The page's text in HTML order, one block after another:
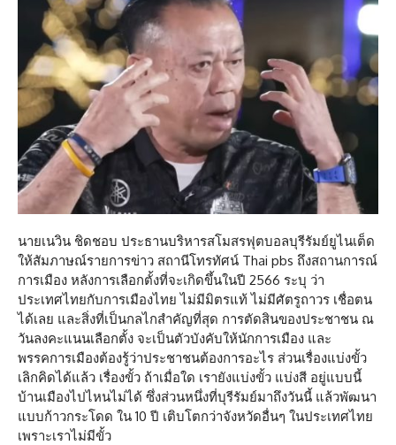
นายเนวิน ชิดชอบ ประธานบริหารสโมสรฟุตบอลบุรีรัมย์ยูไนเต็ด
ให้สัมภาษณ์รายการข่าว สถานีโทรทัศน์ Thai pbs ถึงสถานการณ์
การเมือง หลังการเลือกตั้งที่จะเกิดขึ้นในปี 2566 ระบุ ว่า
ประเทศไทยกับการเมืองไทย ไม่มีมิตรแท้ ไม่มีศัตรูถาวร เชื่อตน
ได้เลย และสิ่งที่เป็นกลไกสำคัญที่สุด การตัดสินของประชาชน ณ
วันลงคะแนนเลือกตั้ง จะเป็นตัวบังคับให้นักการเมือง และ
พรรคการเมืองต้องรู้ว่าประชาชนต้องการอะไร ส่วนเรื่องแบ่งขั้ว
เลิกคิดได้แล้ว เรื่องขั้ว ถ้าเมื่อใด เรายังแบ่งขั้ว แบ่งสี อยู่แบบนี้
บ้านเมืองไปไหนไม่ได้ ซึ่งส่วนหนึ่งที่บุรีรัมย์มาถึงวันนี้ แล้วพัฒนา
แบบก้าวกระโดด ใน 10 ปี เติบโตกว่าจังหวัดอื่นๆ ในประเทศไทย
เพราะเราไม่มีขั้ว